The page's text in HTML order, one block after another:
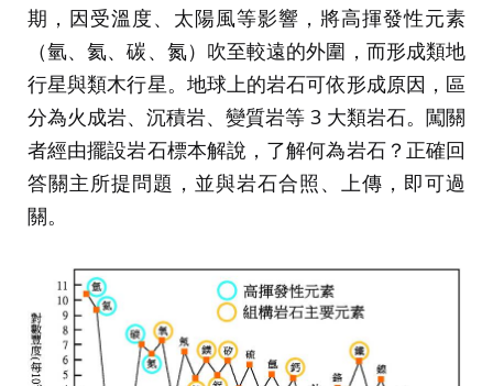
期，因受溫度、太陽風等影響，將高揮發性元素
（氫、氦、碳、氮）吹至較遠的外圍，而形成類地
行星與類木行星。地球上的岩石可依形成原因，區
分為火成岩、沉積岩、變質岩等 3 大類岩石。闖關
者經由擺設岩石標本解說，了解何為岩石？正確回
答關主所提問題，並與岩石合照、上傳，即可過
關。